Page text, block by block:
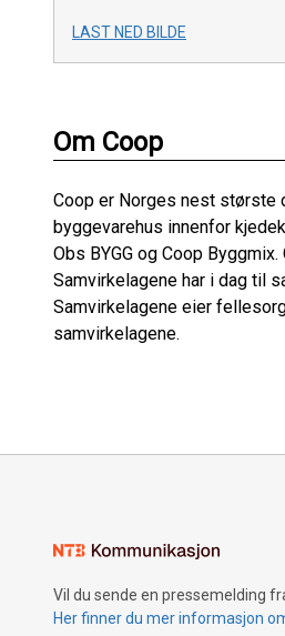
LAST NED BILDE
Om Coop
Coop er Norges nest største
byggevarehus innenfor
Obs BYGG og Coop
Samvirkelagene har i dag til
Samvirkelagene eier
samvirkelagene.
Vil du sende en pressemelding
Her finner du mer informasjon